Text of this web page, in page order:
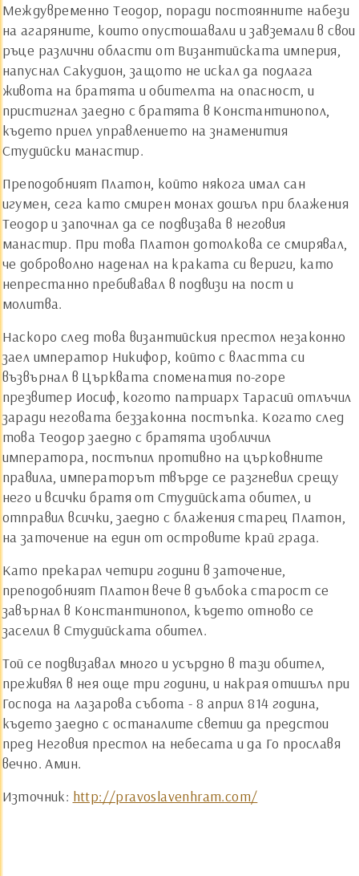
Междувременно Теодор, поради постоянните набези
на агаряните, които опустошавали и завземали в свои
ръце различни области от Византийската империя,
напуснал Сакудион, защото не искал да подлага
живота на братята и обителта на опасност, и
пристигнал заедно с братята в Константинопол,
където приел управлението на знаменития
Студийски манастир.
Преподобният Платон, който някога имал сан
игумен, сега като смирен монах дошъл при блажения
Теодор и започнал да се подвизава в неговия
манастир. При това Платон дотолкова се смирявал,
че доброволно наденал на краката си вериги, като
непрестанно пребивавал в подвизи на пост и
молитва.
Наскоро след това византийския престол незаконно
заел император Никифор, който с властта си
възвърнал в Църквата споменатия по-горе
презвитер Иосиф, когото патриарх Тарасий отлъчил
заради неговата беззаконна постъпка. Когато след
това Теодор заедно с братята изобличил
императора, постъпил противно на църковните
правила, императорът твърде се разгневил срещу
него и всички братя от Студийската обител, и
отправил всички, заедно с блажения старец Платон,
на заточение на един от островите край града.
Като прекарал четири години в заточение,
преподобният Платон вече в дълбока старост се
завърнал в Константинопол, където отново се
заселил в Студийската обител.
Той се подвизавал много и усърдно в тази обител,
преживял в нея още три години, и накрая отишъл при
Господа на лазарова събота - 8 април 814 година,
където заедно с останалите светии да предстои
пред Неговия престол на небесата и да Го прославя
вечно. Амин.
Източник: http://pravoslavenhram.com/